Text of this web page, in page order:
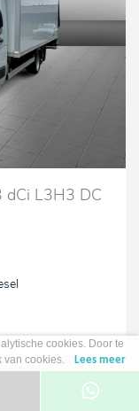
dCi L3H3 DC
cookies. Door te
van cookies.
Lees meer